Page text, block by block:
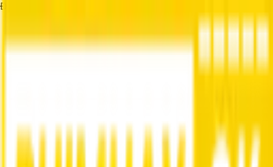
Đang tải...